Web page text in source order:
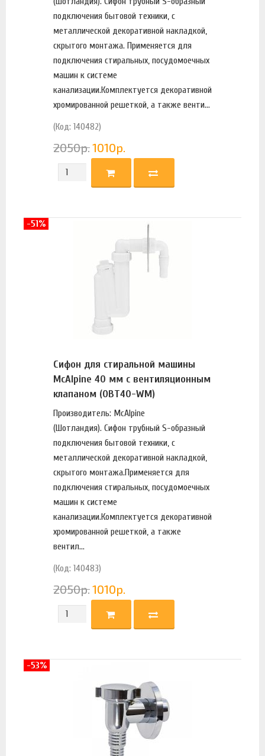
подключения бытовой техники, с
металлической декоративной накладкой,
скрытого монтажа. Применяется для
подключения стиральных, посудомоечных
машин к системе
канализации.Комплектуется декоративной
хромированной решеткой, а также венти...
(Код: 140482)
2050р.1010р.
Сифон для стиральной машины
McAlpine 40 мм с вентиляционным
клапаном (OBT40-WM)
Производитель: McAlpine
(Шотландия). Сифон трубный S-образный
подключения бытовой техники, с
металлической декоративной накладкой,
скрытого монтажа.Применяется для
подключения стиральных, посудомоечных
машин к системе
канализации.Комплектуется декоративной
хромированной решеткой, а также
вентил...
(Код: 140483)
2050р.1010р.
-51%
-53%